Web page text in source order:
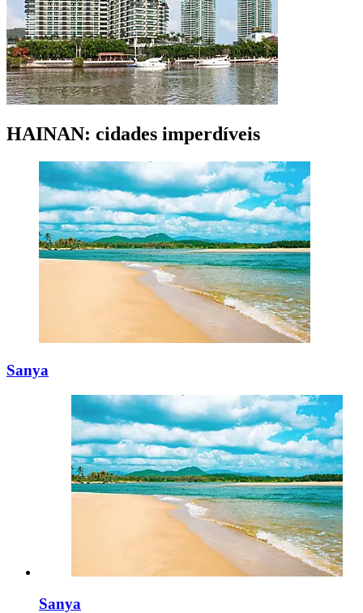
HAINAN: cidades imperdíveis
Sanya
Sanya